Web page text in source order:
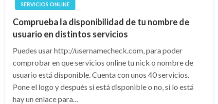
SERVICIOS ONLINE
Comprueba la disponibilidad de tu nombre de
usuario en distintos servicios
Puedes usar http://usernamecheck.com, para poder
comprobar en que servicios online tu nick o nombre de
usuario está disponible. Cuenta con unos 40 servicios.
Pone el logo y después si está disponible o no, si lo está
hay un enlace para…